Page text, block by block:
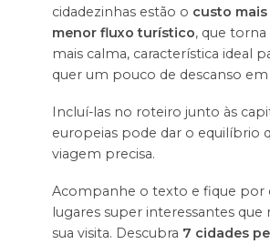
cidadezinhas estão o custo
menor fluxo turístico, que torna
mais calma, característica ideal
quer um pouco de descanso em
Incluí-las no roteiro junto às
europeias pode dar o equilíbrio
viagem precisa.
Acompanhe o texto e fique por
lugares super interessantes que
sua visita. Descubra 7 cidades